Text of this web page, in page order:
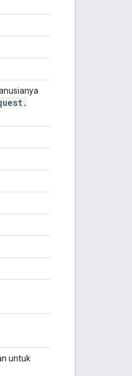
.
untuk